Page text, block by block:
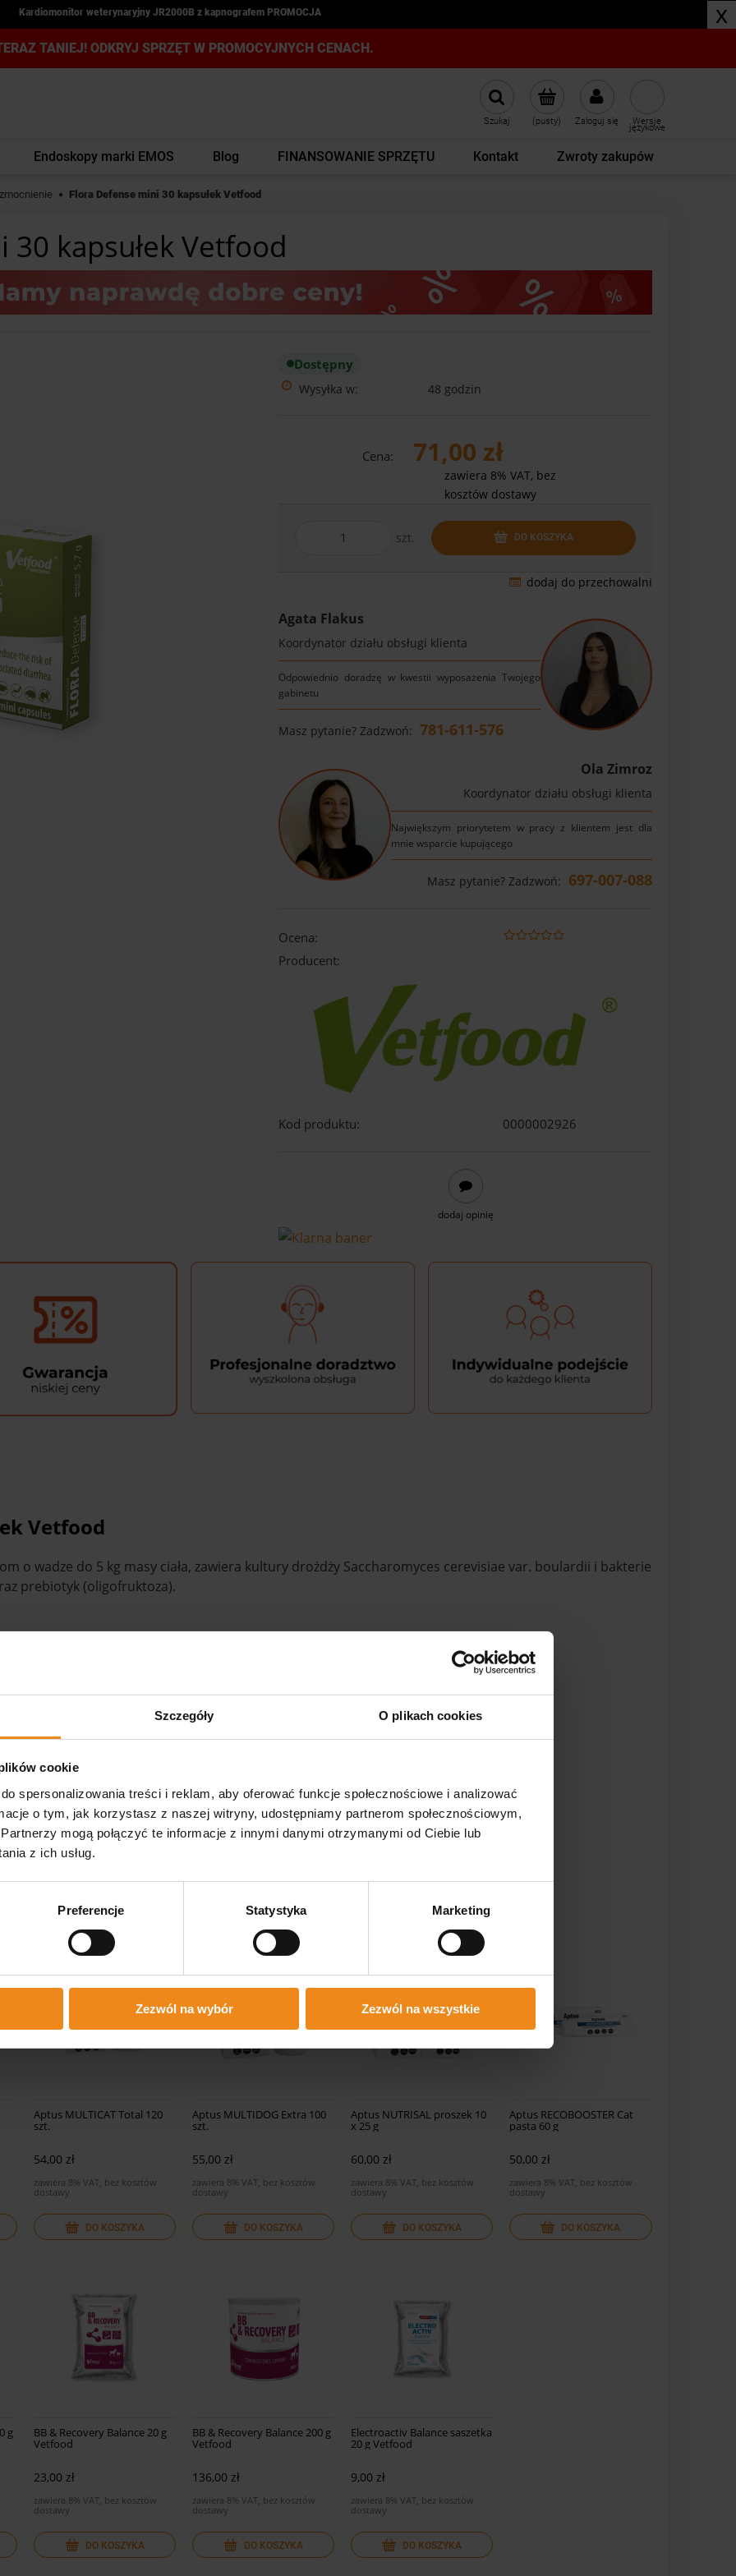
Szczegóły O plikach cookies
cookie
spersonalizowania treści i reklam, aby oferować funkcje społecznościowe i analizować
o tym, jak korzystasz z naszej witryny, udostępniamy partnerom społecznościowym,
mogą połączyć te informacje z innymi danymi otrzymanymi od Ciebie lub
z ich usług.
Preferencje Statystyka Marketing
Zezwól na wybór Zezwól na wszystkie
Kardiomonitor weterynaryjny JR2000B z kapnografem PROMOCJA x
TANIEJ! ODKRYJ SPRZĘT W PROMOCYJNYCH CENACH.
(pusty) Zaloguj się
Szukaj Wersje
językowe
Endoskopy marki EMOS Blog FINANSOWANIE SPRZĘTU Kontakt Zwroty zakupów
Flora Defense mini 30 kapsułek Vetfood
kapsułek Vetfood
Dostępny
Wysyłka w: 48 godzin
Cena: 71,00 zł
zawiera 8% VAT, bez
kosztów dostawy
szt. DO KOSZYKA
dodaj do przechowalni
Agata Flakus
Koordynator działu obsługi klienta
Odpowiednio doradzę w kwestii wyposażenia Twojego
gabinetu
Masz pytanie? Zadzwoń: 781-611-576
Ola Zimroz
Koordynator działu obsługi klienta
Największym priorytetem w pracy z klientem jest dla
mnie wsparcie kupującego
Masz pytanie? Zadzwoń: 697-007-088
Ocena:
Producent:
Kod produktu: 0000002926
dodaj opinię
Vetfood
o wadze do 5 kg masy ciała, zawiera kultury drożdży Saccharomyces cerevisiae var. boulardii i bakterie
prebiotyk (oligofruktoza).
do jelit,
var. Boulardii, stearynian magnezu
(otoczka), Lactobacillus rhamnosus 1,3 x 109 cfu/g
włókno surowe 58,5%, tłuszcz surowy 7,0%, popiół surowy 2,4%, magnez 0,16%
Aptus MULTICAT Total 120
szt.
54,00 zł
zawiera 8% VAT, bez kosztów
dostawy
DO KOSZYKA
Aptus MULTIDOG Extra 100
szt.
55,00 zł
zawiera 8% VAT, bez kosztów
dostawy
DO KOSZYKA
Aptus NUTRISAL proszek 10
x 25 g
60,00 zł
zawiera 8% VAT, bez kosztów
dostawy
DO KOSZYKA
Aptus RECOBOOSTER Cat
pasta 60 g
50,00 zł
zawiera 8% VAT, bez kosztów
dostawy
DO KOSZYKA
g BB & Recovery Balance 20 g
Vetfood
23,00 zł
zawiera 8% VAT, bez kosztów
dostawy
DO KOSZYKA
BB & Recovery Balance 200 g
Vetfood
136,00 zł
zawiera 8% VAT, bez kosztów
dostawy
DO KOSZYKA
Electroactiv Balance saszetka
20 g Vetfood
9,00 zł
zawiera 8% VAT, bez kosztów
dostawy
DO KOSZYKA